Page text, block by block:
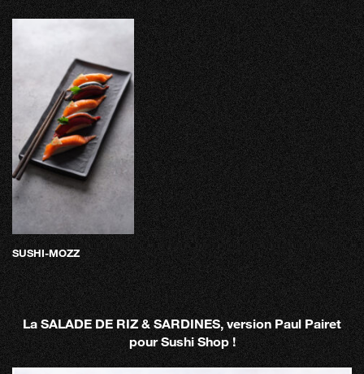
SUSHI-MOZZ
La SALADE DE RIZ & SARDINES, version Paul Pairet
pour Sushi Shop !